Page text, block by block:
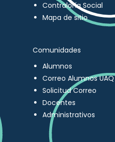
Contraloría Social
Mapa de sitio
Comunidades
Alumnos
Correo Alumnos UAQ
Solicitud Correo
Docentes
Administrativos